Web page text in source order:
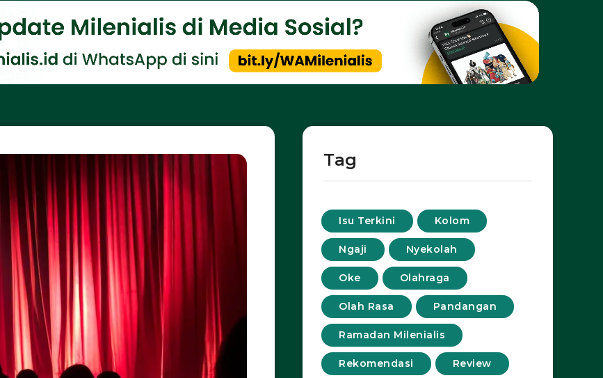
Tag
Isu Terkini Kolom
Ngaji Nyekolah
Oke Olahraga
Olah Rasa Pandangan
Ramadan Milenialis
Rekomendasi Review